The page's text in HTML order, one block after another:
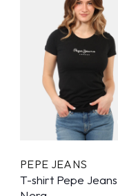
PEPE JEANS
T-shirt Pepe Jeans